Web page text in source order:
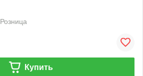
Розница
Купить